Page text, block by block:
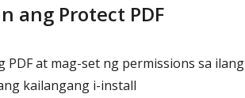
ang Protect PDF
at mag-set ng permissions sa
kailangang i-install